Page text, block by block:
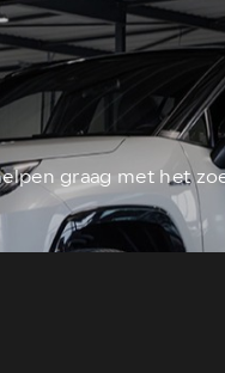
graag met het